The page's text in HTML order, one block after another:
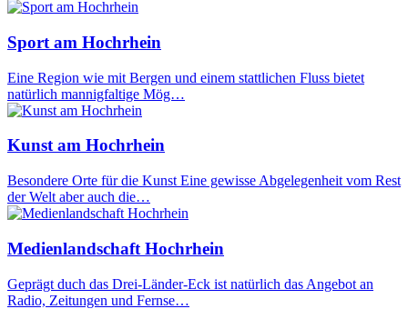
Sport am Hochrhein
Eine Region wie mit Bergen und einem stattlichen Fluss bietet
natürlich mannigfaltige Mög…
Kunst am Hochrhein
Besondere Orte für die Kunst Eine gewisse Abgelegenheit vom Rest
der Welt aber auch die…
Medienlandschaft Hochrhein
Geprägt duch das Drei-Länder-Eck ist natürlich das Angebot an
Radio, Zeitungen und Fernse…